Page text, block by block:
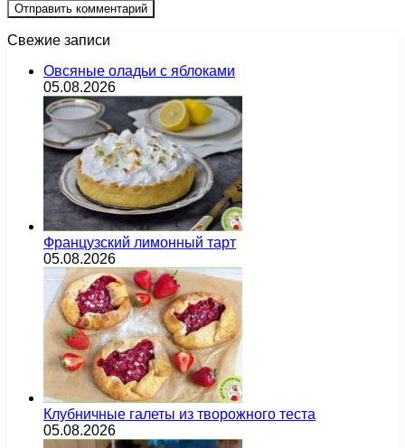
Свежие записи
Овсяные оладьи с яблоками
05.08.2026
Французский лимонный тарт
05.08.2026
Клубничные галеты из творожного теста
05.08.2026